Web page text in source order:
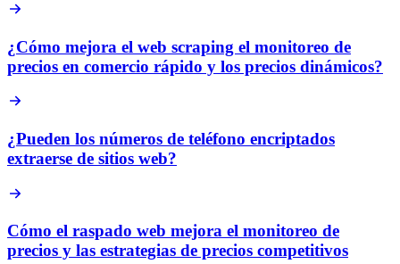
¿Cómo mejora el web scraping el monitoreo de
precios en comercio rápido y los precios dinámicos?
¿Pueden los números de teléfono encriptados
extraerse de sitios web?
Cómo el raspado web mejora el monitoreo de
precios y las estrategias de precios competitivos